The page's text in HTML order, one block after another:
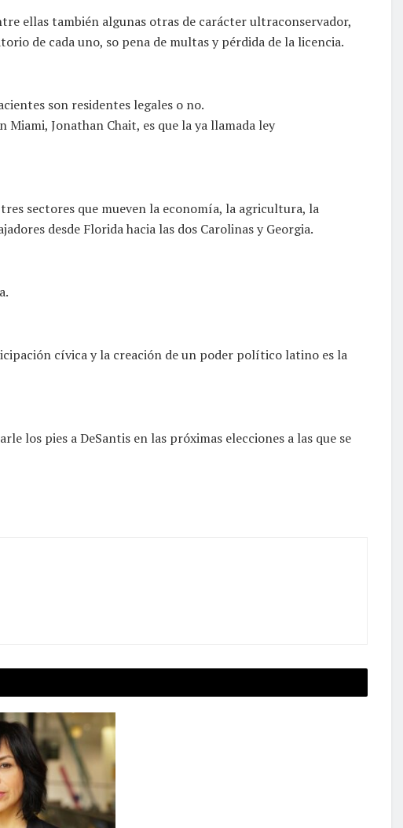
ellas también algunas otras de carácter ultraconservador,
de cada uno, so pena de multas y pérdida de la licencia.
son residentes legales o no.
Miami, Jonathan Chait, es que la ya llamada ley
sectores que mueven la economía, la agricultura, la
desde Florida hacia las dos Carolinas y Georgia.
cívica y la creación de un poder político latino es la
los pies a DeSantis en las próximas elecciones a las que se